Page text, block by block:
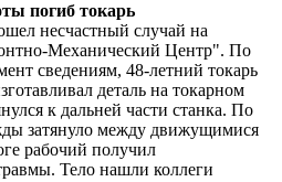
погиб токарь
несчастный случай на
Механический Центр". По
сведениям, 48-летний токарь
деталь на токарном
к дальней части станка. По
затянуло между движущимися
рабочий получил
Тело нашли коллеги